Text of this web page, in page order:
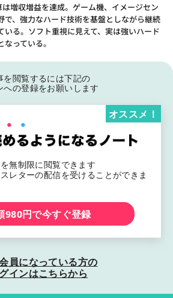
増収増益を達成。ゲーム機、イメージセン
で、強力なハード技術を基盤としながら継続
いる。ソフト重視に見えて、実は強いハード
っている。
を閲覧するには下記の
への登録をお願いします
無制限に閲覧できます
レターの配信を受けることができま
オススメ！
980円で今すぐ登録
員になっている方の
インはこちらから